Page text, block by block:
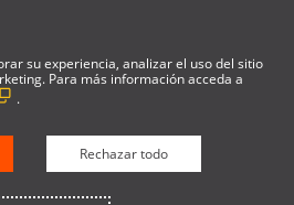
su experiencia, analizar el uso del sitio
Para más información acceda a
.
Rechazar todo